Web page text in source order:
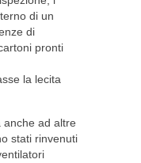
di un
di
pronti
la lecita
anche ad altre
stati rinvenuti